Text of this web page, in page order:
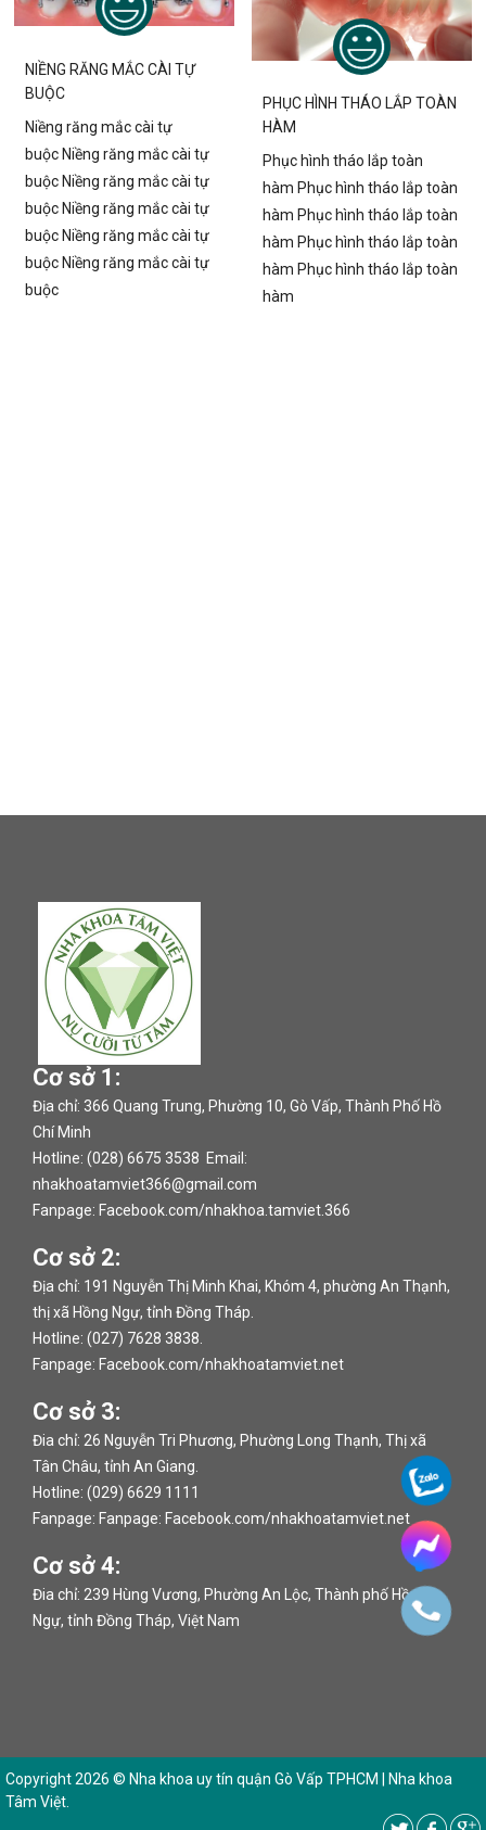
NIỀNG RĂNG MẮC CÀI TỰ
BUỘC
Niềng răng mắc cài tự
buộc Niềng răng mắc cài tự
buộc Niềng răng mắc cài tự
buộc Niềng răng mắc cài tự
buộc Niềng răng mắc cài tự
buộc Niềng răng mắc cài tự
buộc
PHỤC HÌNH THÁO LẮP TOÀN
HÀM
Phục hình tháo lắp toàn
hàm Phục hình tháo lắp toàn
hàm Phục hình tháo lắp toàn
hàm Phục hình tháo lắp toàn
hàm Phục hình tháo lắp toàn
hàm
Cơ sở 1:
Địa chỉ: 366 Quang Trung, Phường 10, Gò Vấp, Thành Phố Hồ
Chí Minh
Hotline: (028) 6675 3538 Email:
nhakhoatamviet366@gmail.com
Fanpage: Facebook.com/nhakhoa.tamviet.366
Cơ sở 2:
Địa chỉ: 191 Nguyễn Thị Minh Khai, Khóm 4, phường An Thạnh,
thị xã Hồng Ngự, tỉnh Đồng Tháp.
Hotline: (027) 7628 3838.
Fanpage: Facebook.com/nhakhoatamviet.net
Cơ sở 3:
Đia chỉ: 26 Nguyễn Tri Phương, Phường Long Thạnh, Thị xã
Tân Châu, tỉnh An Giang.
Hotline: (029) 6629 1111
Fanpage: Fanpage: Facebook.com/nhakhoatamviet.net
Cơ sở 4:
Đia chỉ: 239 Hùng Vương, Phường An Lộc, Thành phố Hồng
Ngự, tỉnh Đồng Tháp, Việt Nam
Copyright 2026 © Nha khoa uy tín quận Gò Vấp TPHCM | Nha khoa
Tâm Việt